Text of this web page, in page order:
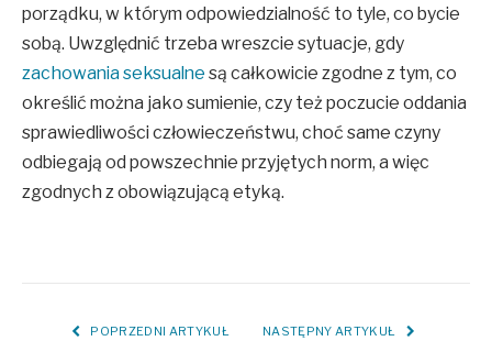
porządku, w którym odpowiedzialność to tyle, co bycie
sobą. Uwzględnić trzeba wreszcie sytuacje, gdy
zachowania seksualne są całkowicie zgodne z tym, co
określić można jako sumienie, czy też poczucie oddania
sprawiedliwości człowieczeństwu, choć same czyny
odbiegają od powszechnie przyjętych norm, a więc
zgodnych z obowiązującą etyką.
POPRZEDNI ARTYKUŁ NASTĘPNY ARTYKUŁ